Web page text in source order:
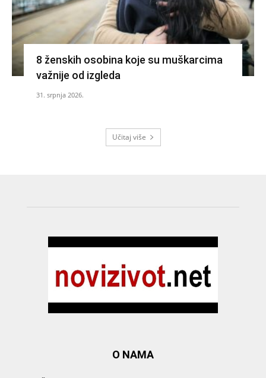
8 ženskih osobina koje su muškarcima
važnije od izgleda
31. srpnja 2026.
Učitaj više
O NAMA